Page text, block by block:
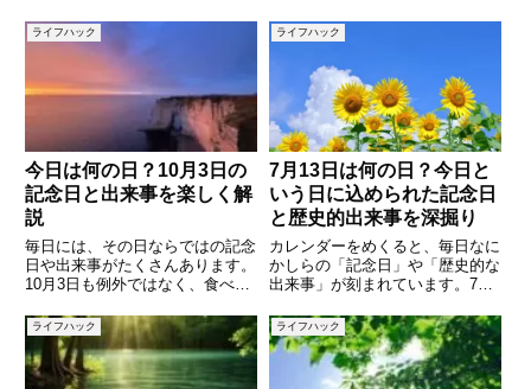
「点字」、愛される存在としての
「犬」、そして暮らしを支える
「計量」など、多彩なテーマの記
念日が重なっています。こうした
記念日
で、歴史的な出来事や記念日も多
く存在します。本記事では、4月
23日にまつわる代表的な記念日
や歴史、出来事をわかりやすく
ライフハック
今日は何の日？10月3日の
記念日と出来事を楽しく解
説
毎日には、その日ならではの記念
日や出来事がたくさんあります。
10月3日も例外ではなく、食べ物
由来する日まで、さまざまな意味
が込められています。この記事で
は、10月3日の主な記念日や由
来、過去の出来事、誕生日の有
ライフハック
7月13日は何の日？今日と
いう日に込められた記念日
と歴史的出来事を深掘り
カレンダーをめくると、毎日なに
かしらの「記念日」や「歴史的な
出来事」が刻まれています。7月
ん。実はこの日、日本独自の記念
日から世界的な出来事まで、さま
ざまな意味を持つ一日です。普段
は意識しない「今日という日」に
ライフハック ライフハック